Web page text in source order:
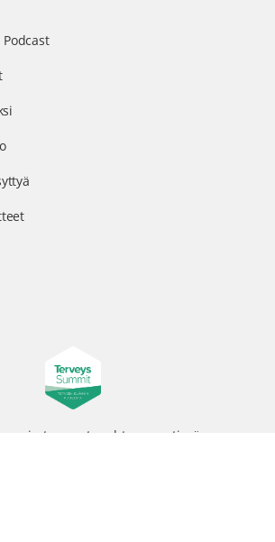
terveystapahtuma netissä